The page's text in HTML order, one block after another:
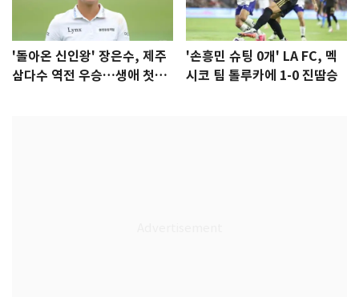
'돌아온 신인왕' 장은수, 제주
삼다수 역전 우승…생애 첫승
'손흥민 슈팅 0개' LA FC, 멕
시코 팀 톨루카에 1-0 진땀승